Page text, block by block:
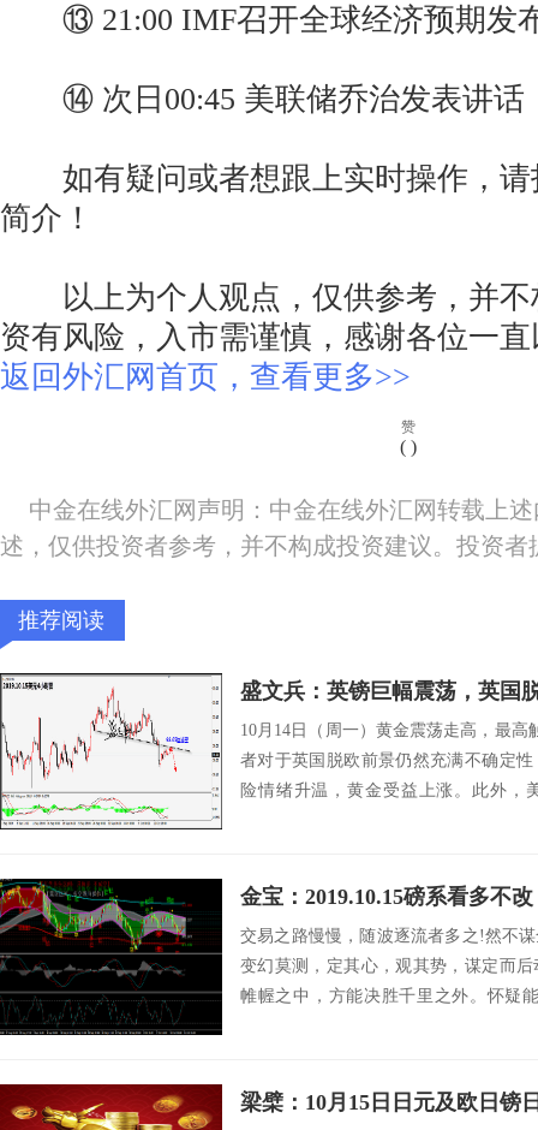
⑬ 21:00 IMF召开全球经济预期发
⑭ 次日00:45 美联储乔治发表讲话
如有疑问或者想跟上实时操作，请
简介！
以上为个人观点，仅供参考，并不
资有风险，入市需谨慎，感谢各位一
返回外汇网首页，查看更多>>
赞
( )
中金在线外汇网声明：中金在线外汇网转载上
述，仅供投资者参考，并不构成投资建议。投资
推荐阅读
盛文兵：英镑巨幅震荡，英国
10月14日（周一）黄金震荡走高，最高
者对于英国脱欧前景仍然充满不确定
险情绪升温，黄金受益上涨。此外，
金宝：2019.10.15磅系看多不
交易之路慢慢，随波逐流者多之!然不
变幻莫测，定其心，观其势，谋定而
帷幄之中，方能决胜千里之外。怀疑
梁檗：10月15日日元及欧日镑